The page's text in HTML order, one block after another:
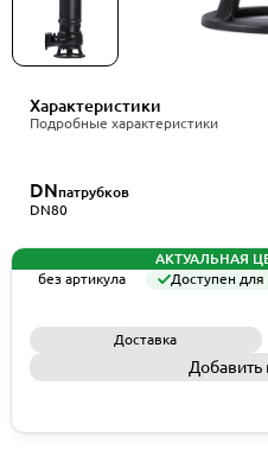
Характеристики
Подробные характеристики
DNпатрубков
DN80
АКТУАЛЬНАЯ
без артикула
Доступен для
Доставка
Добавить